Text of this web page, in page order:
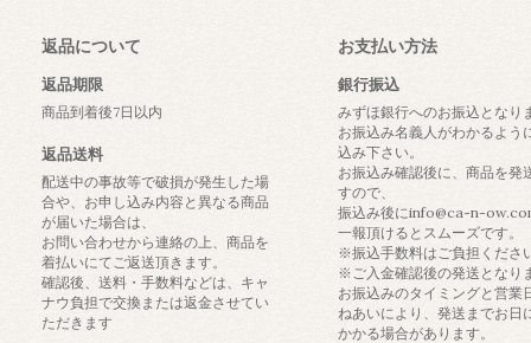
返品について
返品期限
商品到着後7日以内
返品送料
配送中の事故等で破損が発生した場
合や、お申し込み内容と異なる商品
が届いた場合は、
お問い合わせから連絡の上、商品を
着払いにてご返送頂きます。
確認後、送料・手数料などは、キャ
ナウ負担で交換または返金させてい
ただきます
お支払い方法
銀行振込
みずほ銀行へのお振込となり
お振込み名義人がわかるよう
込み下さい。
お振込み確認後に、商品を発
すので、
振込み後にinfo@ca-n-
一報頂けるとスムーズです。
※振込手数料はご負担くださ
※ご入金確認後の発送となり
お振込みのタイミングと営業
ねあいにより、発送までお日
かかる場合があります。